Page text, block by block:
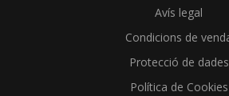
Avís legal
Condicions de
Protecció de dades
Política de Cookies